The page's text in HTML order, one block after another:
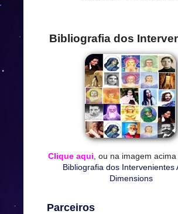
Bibliografia dos
Clique aqui , ou na imagem
Bibliografia dos Intervenientes
Dimensions
Parceiros